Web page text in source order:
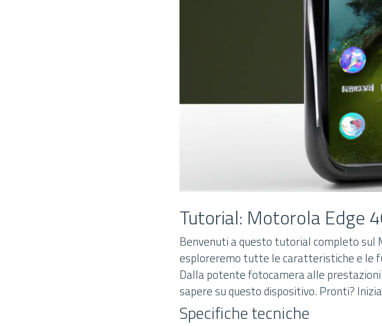
Tutorial: Motorola Edge
Benvenuti a questo tutorial completo sul
esploreremo tutte le caratteristiche e le
Dalla potente fotocamera alle
sapere su questo dispositivo. Pronti?
Specifiche tecniche